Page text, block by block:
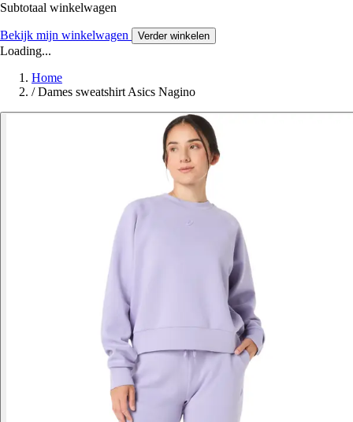
Subtotaal winkelwagen
Bekijk mijn winkelwagen Verder winkelen
Loading...
Home
/ Dames sweatshirt Asics Nagino